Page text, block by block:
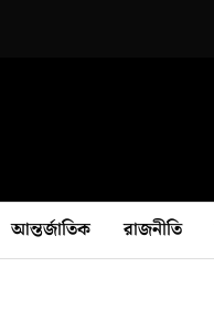
আন্তর্জাতিক রাজনীতি